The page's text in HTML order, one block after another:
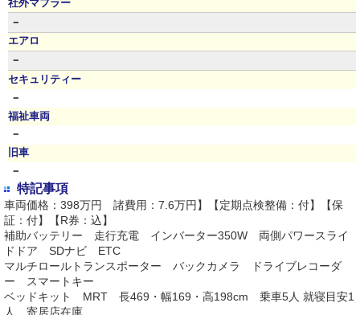
社外マフラー
－
エアロ
－
セキュリティー
－
福祉車両
－
旧車
－
特記事項
車両価格：398万円 諸費用：7.6万円】【定期点検整備：付】【保
証：付】【R券：込】
補助バッテリー 走行充電 インバーター350W 両側パワースライ
ドドア SDナビ ETC
マルチロールトランスポーター バックカメラ ドライブレコーダ
ー スマートキー
ベッドキット MRT 長469・幅169・高198cm 乗車5人 就寝目安1
人 寄居店在庫